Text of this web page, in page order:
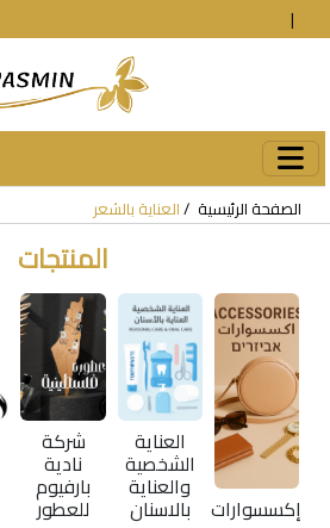
|
الصفحة الرئيسية العناية بالشعر
المنتجات
إكسسوارات
العناية
الشخصية
والعناية
بالاسنان
شركة
نادية
بارفيوم
للعطور